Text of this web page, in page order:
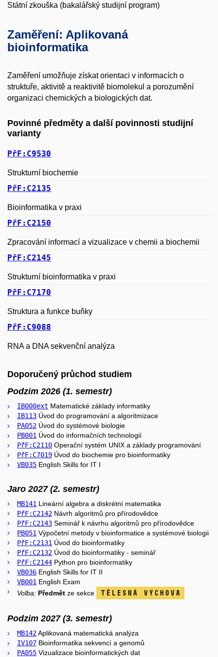
Státní zkouška (bakalářský studijní program)
Zaměření: Aplikovaná
bioinformatika
Zaměření umožňuje získat orientaci v informacích o
struktuře, aktivitě a reaktivitě biomolekul a porozumění
organizaci chemických a biologických dat.
Povinné předměty a další povinnosti studijní
varianty
PřF:C9530
Strukturní biochemie
PřF:C2135
Bioinformatika v praxi
PřF:C2150
Zpracování informací a vizualizace v chemii a biochemii
PřF:C2145
Strukturní bioinformatika v praxi
PřF:C7170
Struktura a funkce buňky
PřF:C9088
RNA a DNA sekvenční analýza
Doporučený průchod studiem
Podzim 2026 (1. semestr)
IB000ext Matematické základy informatiky
IB113 Úvod do programování a algoritmizace
PA052 Úvod do systémové biologie
PB001 Úvod do informačních technologií
PřF:C2110 Operační systém UNIX a základy programování
PřF:C7019 Úvod do biochemie pro bioinformatiky
VB035 English Skills for IT I
Jaro 2027 (2. semestr)
MB141 Lineární algebra a diskrétní matematika
PřF:C2142 Návrh algoritmů pro přírodovědce
PřF:C2143 Seminář k návrhu algoritmů pro přírodovědce
PB051 Výpočetní metody v bioinformatice a systémové biologii
PřF:C2131 Úvod do bioinformatiky
PřF:C2132 Úvod do bioinformatiky - seminář
PřF:C2144 Python pro bioinformatiky
VB036 English Skills for IT II
VB001 English Exam
Volba: Předmět ze sekce Tělesná výchova
Podzim 2027 (3. semestr)
MB142Aplikovaná matematická analýza
IV107 Bioinformatika sekvencí a genomů
PA055 Vizualizace bioinformatických dat